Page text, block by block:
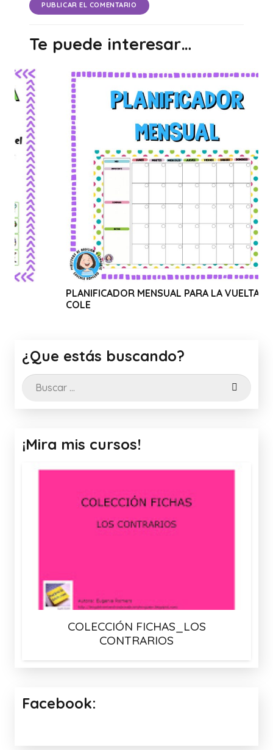
PUBLICAR EL COMENTARIO
Te puede interesar…
PLANIFICADOR MENSUAL PARA LA VUELTA AL
¿Que estás buscando?
Buscar:
¡Mira mis cursos!
COLECCIÓN FICHAS_LOS
CONTRARIOS
Facebook: